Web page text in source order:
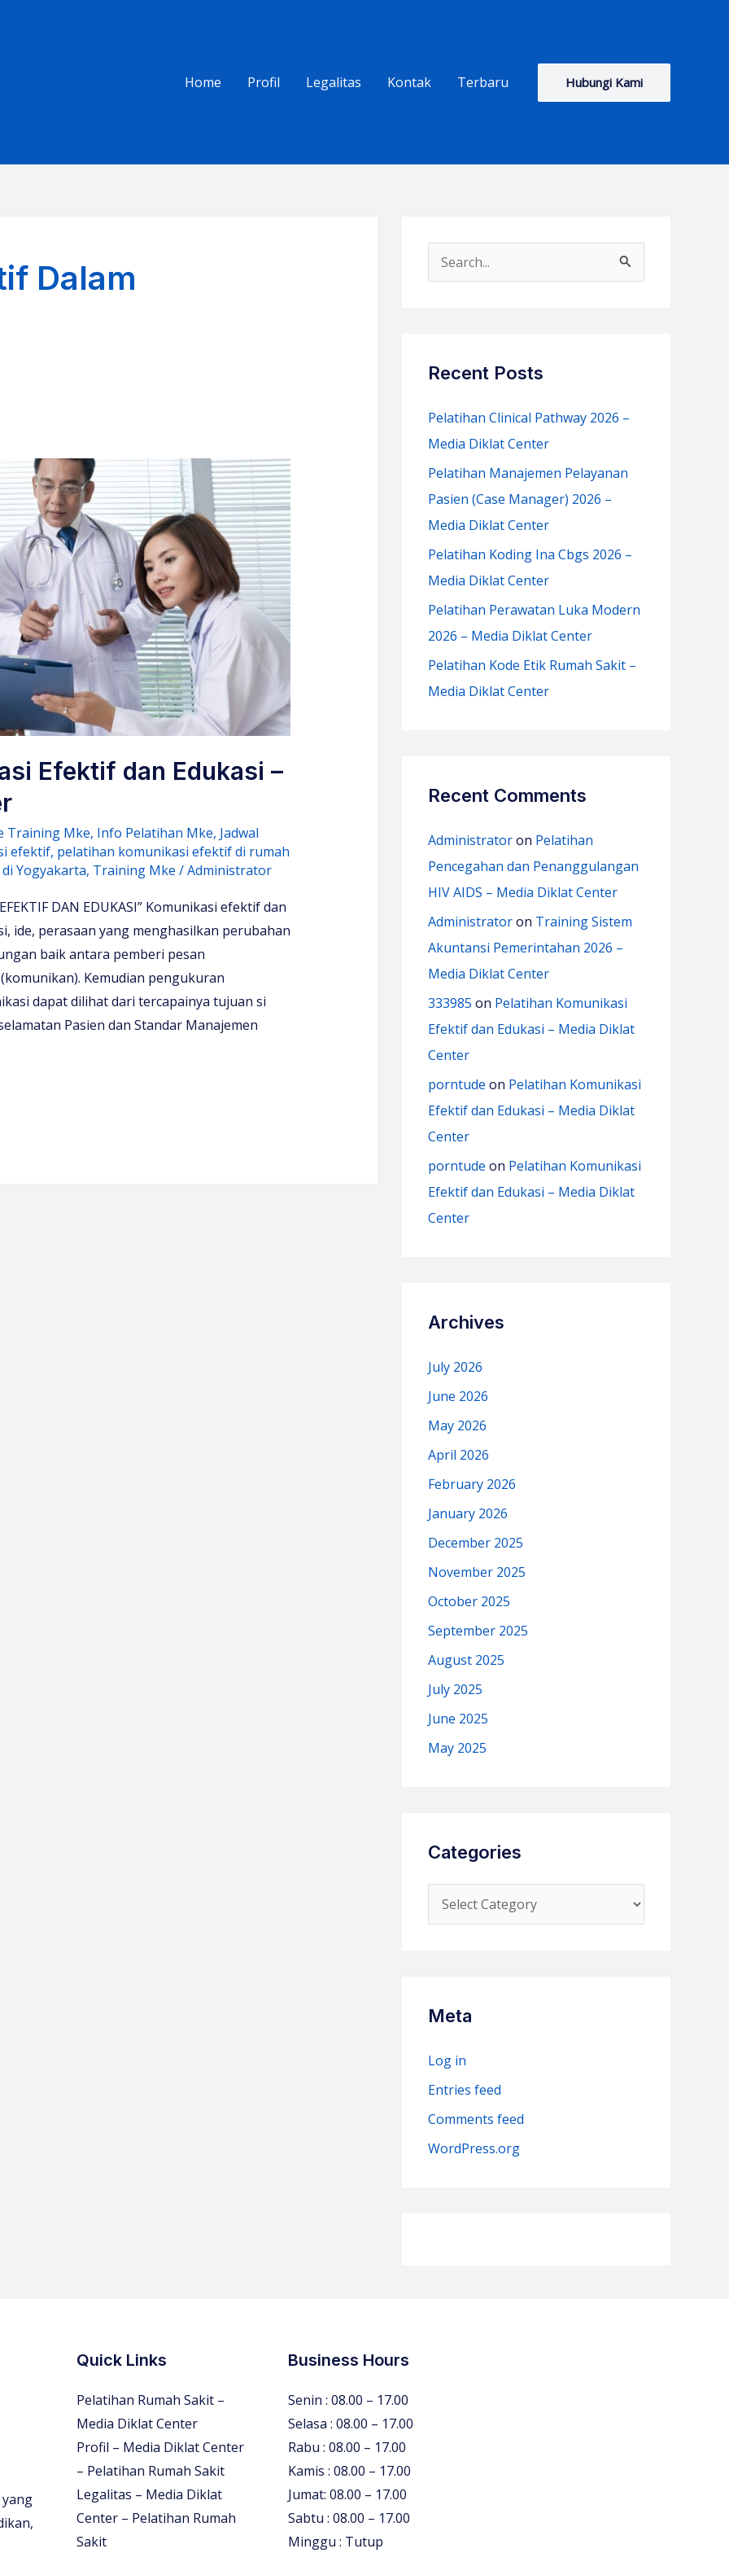
Home
Profil Legalitas Kontak Terbaru Hubungi Kami
Dalam
Efektif dan Edukasi –
Training Mke, Info Pelatihan Mke, Jadwal
efektif, pelatihan komunikasi efektif di rumah
Yogyakarta, Training Mke /Administrator
DAN EDUKASI” Komunikasi efektif dan
ide, perasaan yang menghasilkan perubahan
baik antara pemberi pesan
Kemudian pengukuran
dapat dilihat dari tercapainya tujuan si
Pasien dan Standar Manajemen
e
h
f
o
Recent Posts
Pelatihan Clinical Pathway 2026 –
Media Diklat Center
Pelatihan Manajemen Pelayanan
Pasien (Case Manager) 2026 –
Media Diklat Center
Pelatihan Koding Ina Cbgs 2026 –
Media Diklat Center
Pelatihan Perawatan Luka Modern
2026 – Media Diklat Center
Pelatihan Kode Etik Rumah Sakit –
Media Diklat Center
Recent Comments
Administratoron Pelatihan
Pencegahan dan Penanggulangan
HIV AIDS – Media Diklat Center
Administratoron Training Sistem
Akuntansi Pemerintahan 2026 –
Media Diklat Center
333985 on Pelatihan Komunikasi
Efektif dan Edukasi – Media Diklat
Center
porntude on Pelatihan Komunikasi
Efektif dan Edukasi – Media Diklat
Center
porntude on Pelatihan Komunikasi
Efektif dan Edukasi – Media Diklat
Center
Archives
July 2026
June 2026
May 2026
April 2026
February 2026
January 2026
December 2025
November 2025
October 2025
September 2025
August 2025
July 2025
June 2025
May 2025
Categories
a
o
r
Meta
Log in
Entries feed
Comments feed
WordPress.org
Quick Links
Pelatihan Rumah Sakit –
Media Diklat Center
Profil – Media Diklat Center
– Pelatihan Rumah Sakit
Legalitas – Media Diklat
Center – Pelatihan Rumah
Sakit
Business Hours
Senin : 08.00 – 17.00
Selasa : 08.00 – 17.00
Rabu : 08.00 – 17.00
Kamis : 08.00 – 17.00
Jumat: 08.00 – 17.00
Sabtu : 08.00 – 17.00
Minggu : Tutup